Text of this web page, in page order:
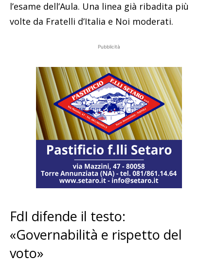
l’esame dell’Aula. Una linea già ribadita più
volte da Fratelli d’Italia e Noi moderati.
Pubblicità
FdI difende il testo:
«Governabilità e rispetto del
voto»